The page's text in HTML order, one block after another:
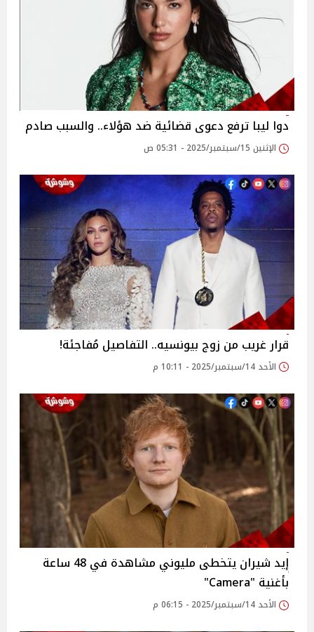
دوا ليبا ترفع دعوى قضائية ضد هؤلاء.. والسبب صادم
الإثنين 15/سبتمبر/2025 - 05:31 ص
قرار غريب من زوج بيونسيه.. التفاصيل مُفاجئة!
الأحد 14/سبتمبر/2025 - 10:11 م
إيد شيران يتخطى مليوني مشاهدة في 48 ساعة
بأغنية "Camera"
الأحد 14/سبتمبر/2025 - 06:15 م